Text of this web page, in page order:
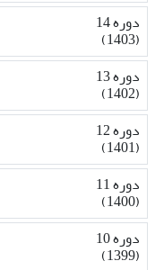
دوره 14
(1403)
دوره 13
(1402)
دوره 12
(1401)
دوره 11
(1400)
دوره 10
(1399)